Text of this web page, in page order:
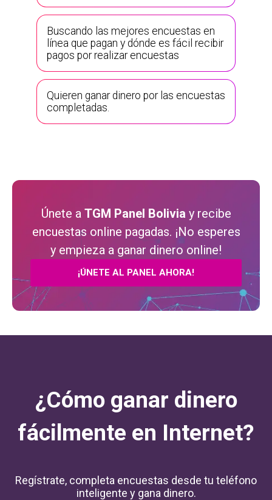
Buscando las mejores encuestas en
línea que pagan y dónde es fácil recibir
pagos por realizar encuestas
Quieren ganar dinero por las encuestas
completadas.
Únete a TGM Panel Bolivia y recibe
encuestas online pagadas. ¡No esperes
y empieza a ganar dinero online!
¡ÚNETE AL PANEL AHORA!
¿Cómo ganar dinero
fácilmente en Internet?
Regístrate, completa encuestas desde tu teléfono
inteligente y gana dinero.